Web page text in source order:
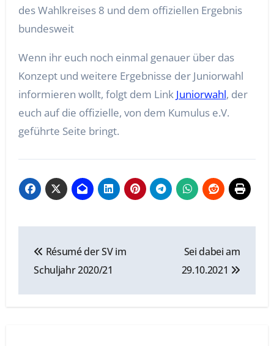
des Wahlkreises 8 und dem offiziellen Ergebnis
bundesweit
Wenn ihr euch noch einmal genauer über das
Konzept und weitere Ergebnisse der Juniorwahl
informieren wollt, folgt dem Link Juniorwahl, der
euch auf die offizielle, von dem Kumulus e.V.
geführte Seite bringt.
Résumé der SV im
Schuljahr 2020/21
Sei dabei am
29.10.2021